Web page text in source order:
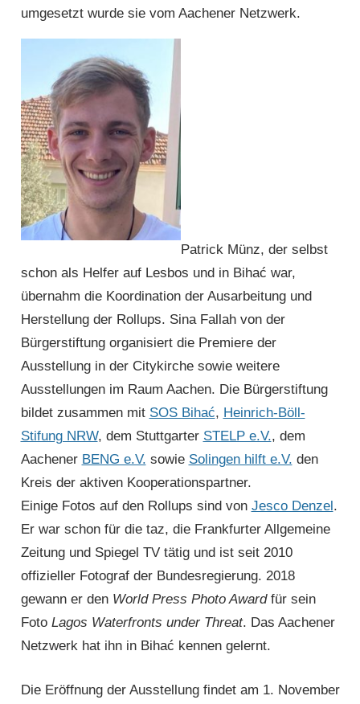
umgesetzt wurde sie vom Aachener Netzwerk.
Patrick Münz, der selbst
schon als Helfer auf Lesbos und in Bihać war,
übernahm die Koor­dination der Ausarbeitung und
Her­stellung der Rollups. Sina Fallah von der
Bürgerstiftung organi­siert die Premiere der
Ausstellung in der Citykirche sowie weitere
Ausstellungen im Raum Aachen. Die Bürgerstiftung
bildet zusammen mit SOS Bihać, Heinrich-Böll-
Stifung NRW, dem Stuttgarter STELP e.V., dem
Aachener BENG e.V. sowie Solingen hilft e.V. den
Kreis der aktiven Kooperationspartner.
Einige Fotos auf den Rollups sind von Jesco Denzel .
Er war schon für die taz, die Frankfurter Allgemeine
Zeitung und Spiegel TV tätig und ist seit 2010
offizieller Fotograf der Bundesregierung. 2018
gewann er den World Press Photo Awardfür sein
Foto Lagos Waterfronts under Threat. Das Aachener
Netzwerk hat ihn in Bihać kennen gelernt.
Die Eröffnung der Ausstellung findet am 1. November